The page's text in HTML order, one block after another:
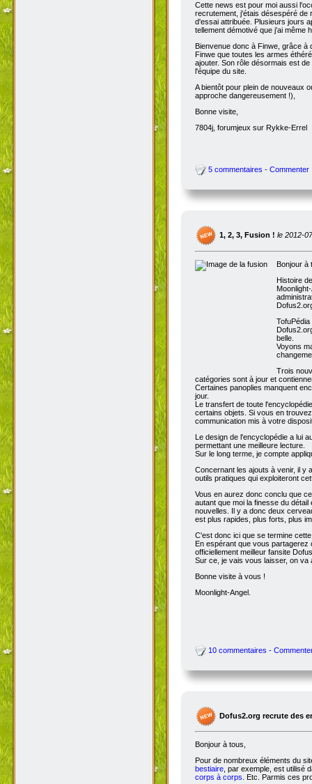
Cette news est pour moi aussi
recrutement, j'étais désespéré de
d'essai attribuée. Plusieurs jours
tellement démotivé que j'ai même
Bienvenue donc à Finwe, grâce
Finwe que toutes les armes
ajouter. Son rôle désormais est
l'équipe du site.
A bientôt pour plein de nouveaux
approche dangereusement !),
Bonne visite,
7804j, forumjeux sur Rykke-Errel
5 commentaires - Commenter
1, 2, 3, Fusion ! le 2012-
Bonjour à
Histoire
belle.
Voyons
Trois
catégories sont à jour et
Certaines panoplies manquent
jour.
Le transfert de toute
certains objets. Si vous en
communication mis à votre
Le design de l'encyclopédie a lui
permettant une meilleure lecture.
Sur le long terme, je compte
Concernant les ajouts à venir, il y
outils pratiques qui exploiteront
Vous en aurez donc conclu que
autant que moi la finesse du
nouvelles. Il y a donc deux
est plus rapides, plus forts, plus
C'est donc ici que se termine
En espérant que vous
officiellement meilleur fansite
Sur ce, je vais vous laisser, on va
Bonne visite à vous !
Moonlight-Angel.
10 commentaires -
Dofus2.org recrute des
Bonjour à tous,
Pour de nombreux éléments du
bestiaire, par exemple, est utilisé
corps à corps. Etc. Parmis ces